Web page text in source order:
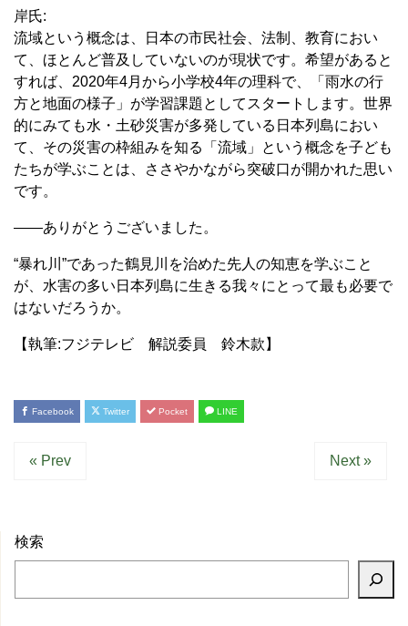
岸氏:
流域という概念は、日本の市民社会、法制、教育におい
て、ほとんど普及していないのが現状です。希望があると
すれば、2020年4月から小学校4年の理科で、「雨水の行
方と地面の様子」が学習課題としてスタートします。世界
的にみても水・土砂災害が多発している日本列島におい
て、その災害の枠組みを知る「流域」という概念を子ども
たちが学ぶことは、ささやかながら突破口が開かれた思い
です。
――ありがとうございました。
“暴れ川”であった鶴見川を治めた先人の知恵を学ぶこと
が、水害の多い日本列島に生きる我々にとって最も必要で
はないだろうか。
【執筆:フジテレビ 解説委員 鈴木款】
Facebook Twitter Pocket LINE
« Prev Next »
検索